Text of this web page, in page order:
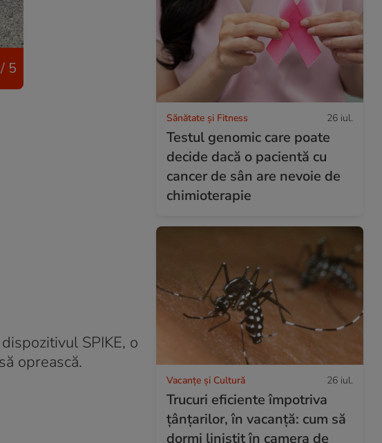
5
SPIKE, o
oprească.
Sănătate și Fitness 26 iul.
Testul genomic care poate
decide dacă o pacientă cu
cancer de sân are nevoie de
chimioterapie
Vacanțe și Cultură 26 iul.
Trucuri eficiente împotriva
țânțarilor, în vacanță: cum să
dormi liniștit în camera de